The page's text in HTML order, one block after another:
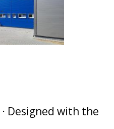
· Designed with the